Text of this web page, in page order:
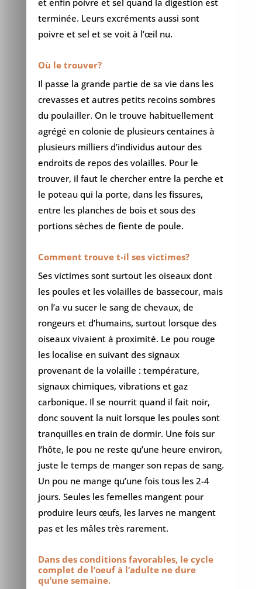
terminée. Leurs excréments aussi sont
poivre et sel et se voit à l’œil nu.
Où le trouver?
Il passe la grande partie de sa vie dans les
crevasses et autres petits recoins sombres
du poulailler. On le trouve habituellement
agrégé en colonie de plusieurs centaines à
plusieurs milliers d’individus autour des
endroits de repos des volailles. Pour le
trouver, il faut le chercher entre la perche et
le poteau qui la porte, dans les fissures,
entre les planches de bois et sous des
portions sèches de fiente de poule.
Comment trouve t-il ses victimes?
Ses victimes sont surtout les oiseaux dont
les poules et les volailles de bassecour, mais
on l’a vu sucer le sang de chevaux, de
rongeurs et d’humains, surtout lorsque des
oiseaux vivaient à proximité. Le pou rouge
les localise en suivant des signaux
provenant de la volaille : température,
signaux chimiques, vibrations et gaz
carbonique. Il se nourrit quand il fait noir,
donc souvent la nuit lorsque les poules sont
tranquilles en train de dormir. Une fois sur
l’hôte, le pou ne reste qu’une heure environ,
juste le temps de manger son repas de sang.
Un pou ne mange qu’une fois tous les 2-4
jours. Seules les femelles mangent pour
produire leurs œufs, les larves ne mangent
pas et les mâles très rarement.
Dans des conditions favorables, le cycle
complet de l’oeuf à l’adulte ne dure
qu’une semaine.